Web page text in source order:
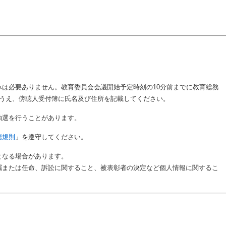
要ありません。教育委員会会議開始予定時刻の10分前までに教育総務
、傍聴人受付簿に氏名及び住所を記載してください。
を行うことがあります。
則 」を遵守してください。
る場合があります。
は任命、訴訟に関すること、被表彰者の決定など個人情報に関するこ